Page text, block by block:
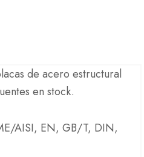
de acero estructural
en stock.
AISI, EN, GB/T, DIN,